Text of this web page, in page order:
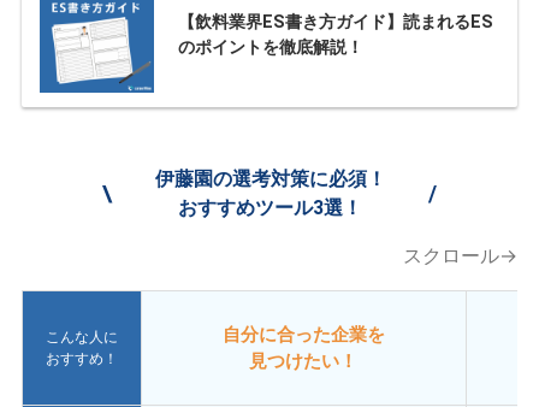
【飲料業界ES書き方ガイド】読まれるES
のポイントを徹底解説！
\
伊藤園の選考対策に必須！
おすすめツール3選！
/
スクロール→
こんな人に
おすすめ！
自分に合った企業を
見つけたい！